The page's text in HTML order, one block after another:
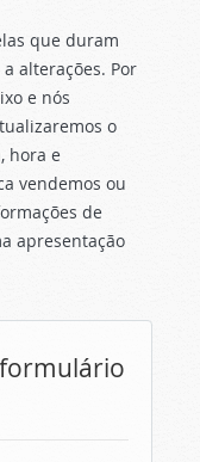
que duram
alterações. Por
e nós
o
hora e
vendemos ou
de
apresentação